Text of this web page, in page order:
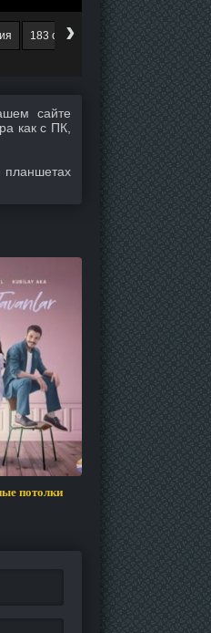
183 серия 184 серия 185
›
сайте
как с ПК,
планшетах
потолки Ничто